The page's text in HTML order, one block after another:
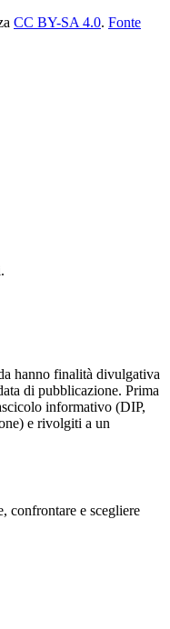
CC BY-SA 4.0. Fonte
hanno finalità divulgativa
di pubblicazione. Prima
informativo (DIP,
e rivolgiti a un
confrontare e scegliere